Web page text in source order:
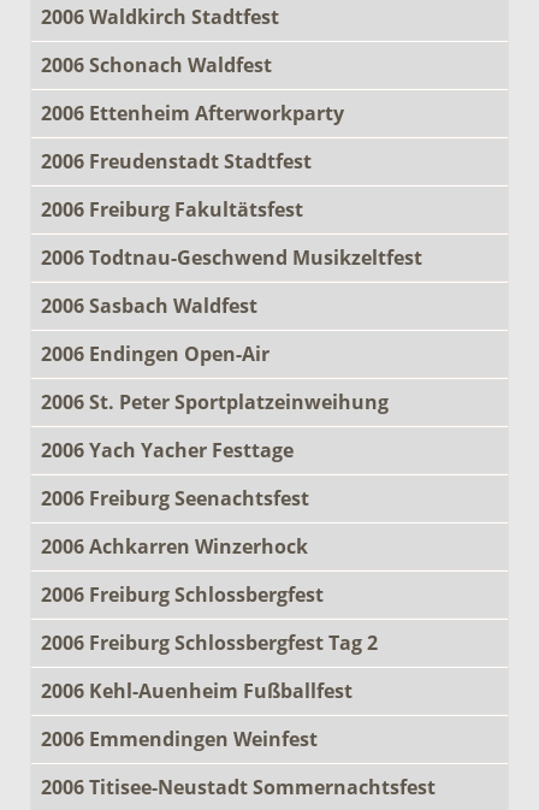
2006 Waldkirch Stadtfest
2006 Schonach Waldfest
2006 Ettenheim Afterworkparty
2006 Freudenstadt Stadtfest
2006 Freiburg Fakultätsfest
2006 Todtnau-Geschwend Musikzeltfest
2006 Sasbach Waldfest
2006 Endingen Open-Air
2006 St. Peter Sportplatzeinweihung
2006 Yach Yacher Festtage
2006 Freiburg Seenachtsfest
2006 Achkarren Winzerhock
2006 Freiburg Schlossbergfest
2006 Freiburg Schlossbergfest Tag 2
2006 Kehl-Auenheim Fußballfest
2006 Emmendingen Weinfest
2006 Titisee-Neustadt Sommernachtsfest